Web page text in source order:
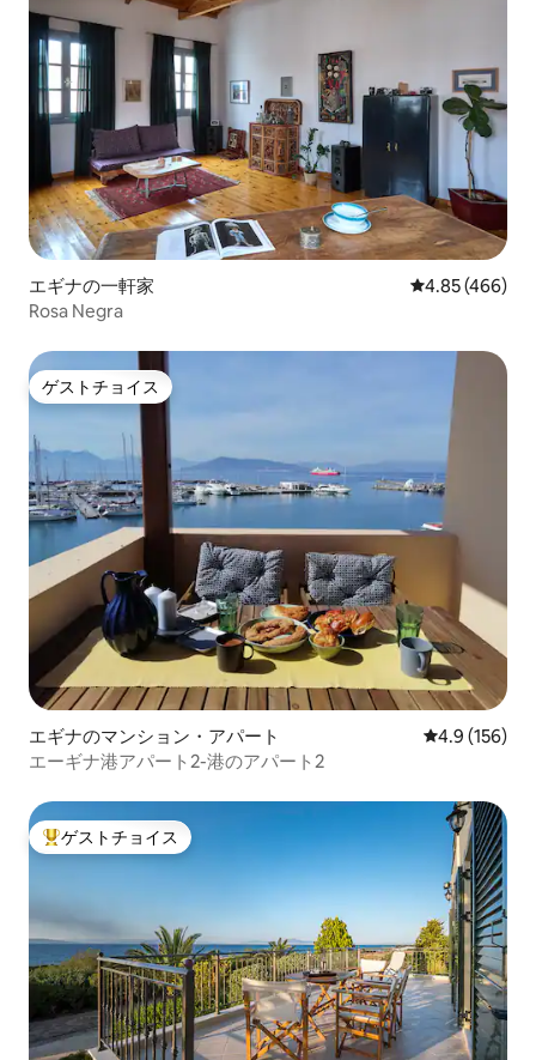
エギナの一軒家 レビュー466
4.85 (466)
Rosa Negra
ゲストチョイス
ゲストチョイス
エギナのマンション・アパート レビュー156
4.9 (156)
エーギナ港アパート2-港のアパート2
大好評のゲストチョイスです。
ゲストチョイス